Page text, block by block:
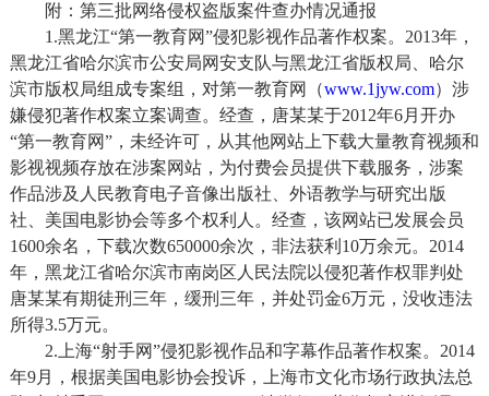
附：第三批网络侵权盗版案件查办情况通报
1.黑龙江“第一教育网”侵犯影视作品著作权案。2013年，
黑龙江省哈尔滨市公安局网安支队与黑龙江省版权局、哈尔
滨市版权局组成专案组，对第一教育网（www.1jyw.com）涉
嫌侵犯著作权案立案调查。经查，唐某某于2012年6月开办
“第一教育网”，未经许可，从其他网站上下载大量教育视频和
影视视频存放在涉案网站，为付费会员提供下载服务，涉案
作品涉及人民教育电子音像出版社、外语教学与研究出版
社、美国电影协会等多个权利人。经查，该网站已发展会员
1600余名，下载次数650000余次，非法获利10万余元。2014
年，黑龙江省哈尔滨市南岗区人民法院以侵犯著作权罪判处
唐某某有期徒刑三年，缓刑三年，并处罚金6万元，没收违法
所得3.5万元。
2.上海“射手网”侵犯影视作品和字幕作品著作权案。2014
年9月，根据美国电影协会投诉，上海市文化市场行政执法总